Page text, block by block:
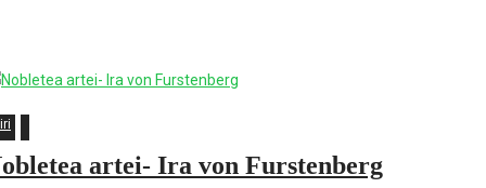
artei- Ira von Furstenberg